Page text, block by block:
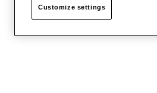
Customize settings